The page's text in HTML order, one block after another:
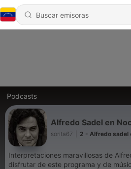
Podcasts
Alfredo Sadel en
sorita67 2 - Alfredo sadel
Interpretaciones maravillosas de
disfrutar de este programa y de